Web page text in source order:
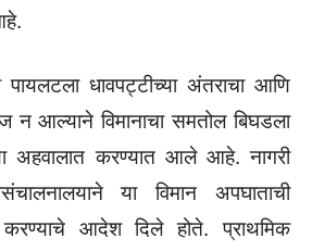
पायलटला धावपट्टीच्या अंतराचा आणि
न आल्याने विमानाचा समतोल बिघडला
अहवालात करण्यात आले आहे. नागरी
या विमान अपघाताची
करण्याचे आदेश दिले होते. प्राथमिक